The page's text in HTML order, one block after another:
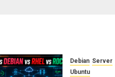
Debian Server
Ubuntu